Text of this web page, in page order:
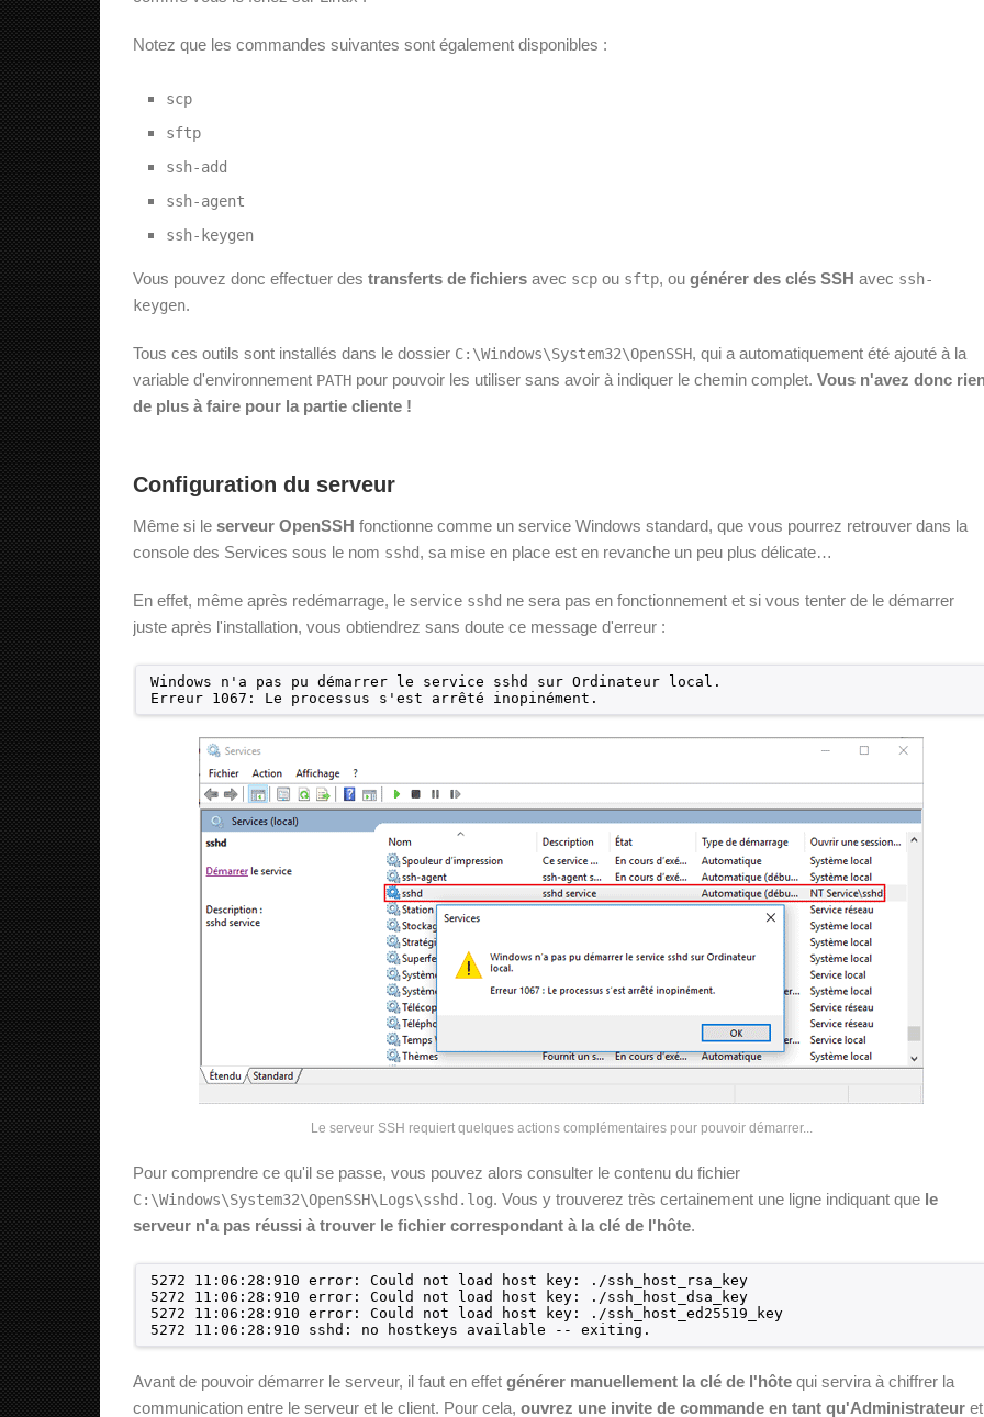
Notez que les commandes suivantes sont également disponibles :
scp
sftp
ssh-add
ssh-agent
ssh-keygen
Vous pouvez donc effectuer des transferts de fichiers avec scp ou sftp, ou générer des clés SSH avec ssh-
keygen.
Tous ces outils sont installés dans le dossier C:\Windows\System32\OpenSSH, qui a automatiquement été ajouté à la
variable d'environnement PATH pour pouvoir les utiliser sans avoir à indiquer le chemin complet. Vous n'avez donc
de plus à faire pour la partie cliente !
Configuration du serveur
Même si le serveur OpenSSH fonctionne comme un service Windows standard, que vous pourrez retrouver dans la
console des Services sous le nom sshd, sa mise en place est en revanche un peu plus délicate…
En effet, même après redémarrage, le service sshd ne sera pas en fonctionnement et si vous tenter de le démarrer
juste après l'installation, vous obtiendrez sans doute ce message d'erreur :
Windows n'a pas pu démarrer le service sshd sur Ordinateur local.
Erreur 1067: Le processus s'est arrêté inopinément.
Le serveur SSH requiert quelques actions complémentaires pour pouvoir démarrer...
Pour comprendre ce qu'il se passe, vous pouvez alors consulter le contenu du fichier
C:\Windows\System32\OpenSSH\Logs\sshd.log. Vous y trouverez très certainement une ligne indiquant que le
serveur n'a pas réussi à trouver le fichier correspondant à la clé de l'hôte.
5272 11:06:28:910 error: Could not load host key: ./ssh_host_rsa_key
5272 11:06:28:910 error: Could not load host key: ./ssh_host_dsa_key
5272 11:06:28:910 error: Could not load host key: ./ssh_host_ed25519_key
5272 11:06:28:910 sshd: no hostkeys available -- exiting.
Avant de pouvoir démarrer le serveur, il faut en effet générer manuellement la clé de l'hôte qui servira à chiffrer la
communication entre le serveur et le client. Pour cela, ouvrez une invite de commande en tant qu'Administrateur et